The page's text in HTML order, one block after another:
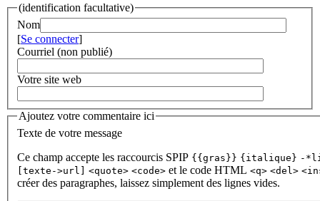
(identification facultative)
Nom
[Se connecter]
Courriel (non publié)
Votre site web
Ajoutez votre commentaire ici
Texte de votre message
Ce champ accepte les raccourcis SPIP {{gras}} {italique} -
[texte->url] <quote> <code> et le code HTML <q> <del>
créer des paragraphes, laissez simplement des lignes vides.